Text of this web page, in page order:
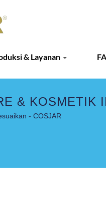
& Layanan
& KOSMETIK
- COSJAR